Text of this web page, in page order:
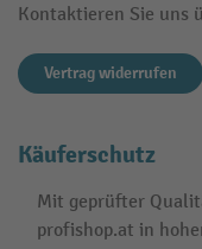
Kontaktieren Sie uns
Vertrag widerrufen
Käuferschutz
Mit geprüfter
profishop.at in